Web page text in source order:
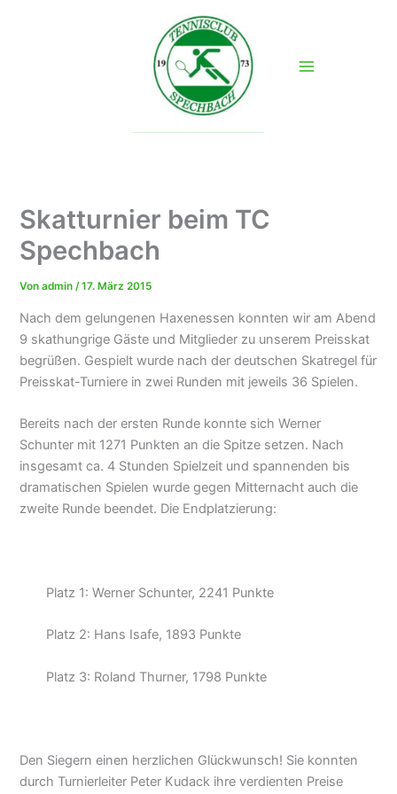
Skatturnier beim TC
Spechbach
Vonadmin/17. März 2015
Nach dem gelungenen Haxenessen konnten wir am Abend
9 skathungrige Gäste und Mitglieder zu unserem Preisskat
begrüßen. Gespielt wurde nach der deutschen Skatregel für
Preisskat-Turniere in zwei Runden mit jeweils 36 Spielen.
Bereits nach der ersten Runde konnte sich Werner
Schunter mit 1271 Punkten an die Spitze setzen. Nach
insgesamt ca. 4 Stunden Spielzeit und spannenden bis
dramatischen Spielen wurde gegen Mitternacht auch die
zweite Runde beendet. Die Endplatzierung:
Platz 1: Werner Schunter, 2241 Punkte
Platz 2: Hans Isafe, 1893 Punkte
Platz 3: Roland Thurner, 1798 Punkte
Den Siegern einen herzlichen Glückwunsch! Sie konnten
durch Turnierleiter Peter Kudack ihre verdienten Preise